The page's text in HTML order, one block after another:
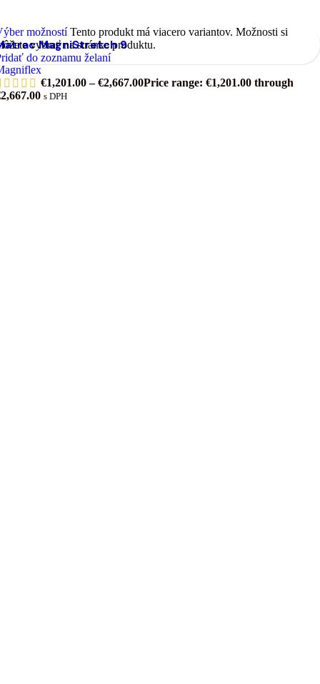
možností Tento produkt má viacero variantov. Možnosti si
vybrať na stránke produktu.
do zoznamu želaní
MagniStretch 9
€1,201.00 – €2,667.00Price range: €1,201.00 through
s DPH